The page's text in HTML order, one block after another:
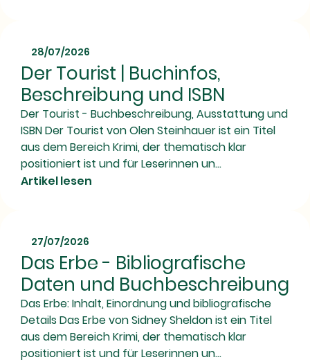
28/07/2026
Der Tourist | Buchinfos,
Beschreibung und ISBN
Der Tourist - Buchbeschreibung, Ausstattung und
ISBN Der Tourist von Olen Steinhauer ist ein Titel
aus dem Bereich Krimi, der thematisch klar
positioniert ist und für Leserinnen un...
Artikel lesen
27/07/2026
Das Erbe - Bibliografische
Daten und Buchbeschreibung
Das Erbe: Inhalt, Einordnung und bibliografische
Details Das Erbe von Sidney Sheldon ist ein Titel
aus dem Bereich Krimi, der thematisch klar
positioniert ist und für Leserinnen un...